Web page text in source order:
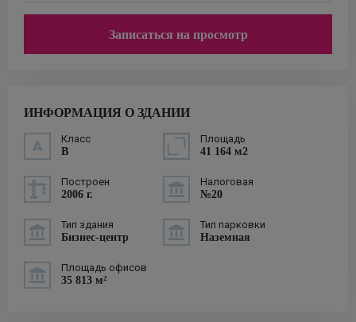
Записаться на просмотр
ИНФОРМАЦИЯ О ЗДАНИИ
Класс
B
Площадь
41 164 м2
Построен
2006 г.
Налоговая
№20
Тип здания
Бизнес-центр
Тип парковки
Наземная
Площадь офисов
35 813 м²